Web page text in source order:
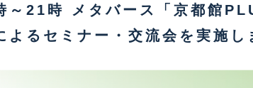
21時 メタバース「京都館
よるセミナー・交流会を実施し